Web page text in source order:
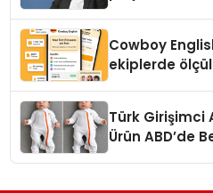
Cowboy
ekiplerde
Türk Girişimci
Ürün ABD’de